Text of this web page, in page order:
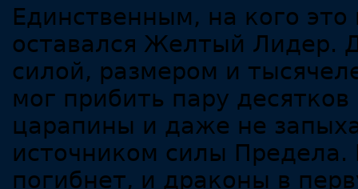
Единственным, на кого
оставался Желтый Лидер.
силой, размером и
мог прибить пару
царапины и даже не
источником силы Предела.
погибнет, и драконы в